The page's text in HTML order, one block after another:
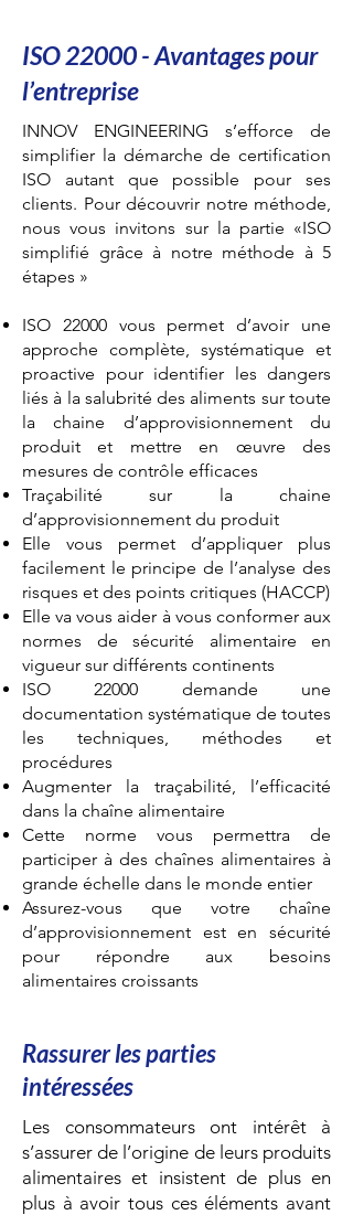
ISO 22000 - Avantages pour
l’entreprise
INNOV ENGINEERING s’efforce de
simplifier la démarche de certification
ISO autant que possible pour ses
clients. Pour découvrir notre méthode,
nous vous invitons sur la partie «ISO
simplifié grâce à notre méthode à 5
étapes »
ISO 22000 vous permet d’avoir une
approche complète, systématique et
proactive pour identifier les dangers
liés à la salubrité des aliments sur toute
la chaine d’approvisionnement du
produit et mettre en œuvre des
mesures de contrôle efficaces
Traçabilité sur la chaine
d’approvisionnement du produit
Elle vous permet d’appliquer plus
facilement le principe de l’analyse des
risques et des points critiques (HACCP)
Elle va vous aider à vous conformer aux
normes de sécurité alimentaire en
vigueur sur différents continents
ISO 22000 demande une
documentation systématique de toutes
les techniques, méthodes et
procédures
Augmenter la traçabilité, l’efficacité
dans la chaîne alimentaire
Cette norme vous permettra de
participer à des chaînes alimentaires à
grande échelle dans le monde entier
Assurez-vous que votre chaîne
d’approvisionnement est en sécurité
pour répondre aux besoins
alimentaires croissants
Rassurer les parties
intéressées
Les consommateurs ont intérêt à
s’assurer de l’origine de leurs produits
alimentaires et insistent de plus en
plus à avoir tous ces éléments avant